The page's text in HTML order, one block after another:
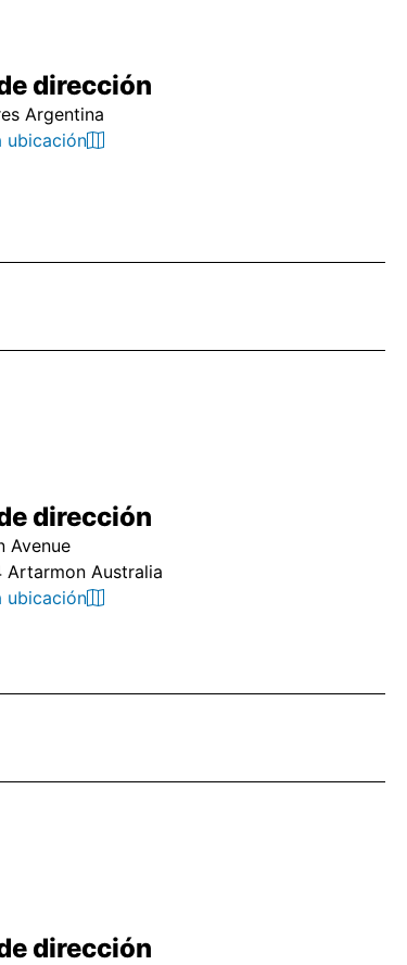
dirección
Argentina
ubicación
dirección
Avenue
Artarmon Australia
ubicación
dirección